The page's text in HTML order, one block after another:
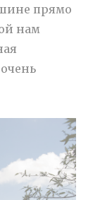
прямо
нам